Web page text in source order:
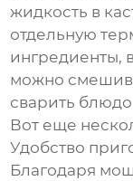
жидкость в
отдельную
ингредиенты,
можно
сварить
Вот еще
Удобство
Благодаря